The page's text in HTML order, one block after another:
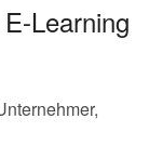
Learning